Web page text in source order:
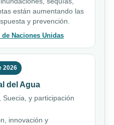
están aumentando las
y prevención.
Naciones Unidas
2026
del Agua
Suecia, y participación
innovación y